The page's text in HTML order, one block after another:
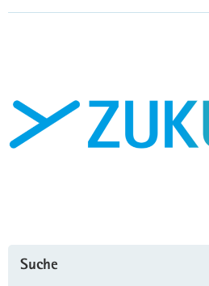
vereinfacht
GRW-
Suche